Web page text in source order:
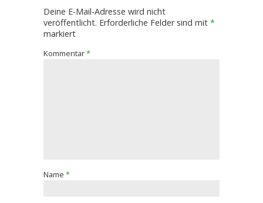
Deine E-Mail-Adresse wird nicht
veröffentlicht. Erforderliche Felder sind mit *
markiert
Kommentar*
Name *